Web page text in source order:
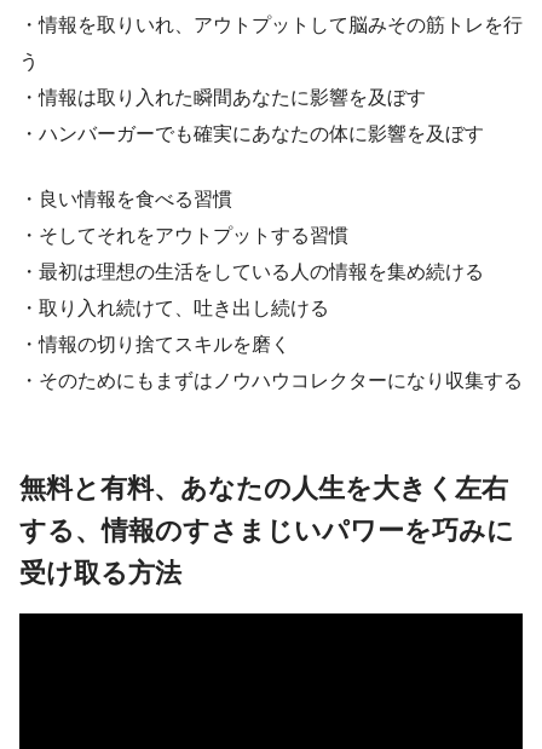
・情報を取りいれ、アウトプットして脳みその筋トレを行
う
・情報は取り入れた瞬間あなたに影響を及ぼす
・ハンバーガーでも確実にあなたの体に影響を及ぼす
・良い情報を食べる習慣
・そしてそれをアウトプットする習慣
・最初は理想の生活をしている人の情報を集め続ける
・取り入れ続けて、吐き出し続ける
・情報の切り捨てスキルを磨く
・そのためにもまずはノウハウコレクターになり収集する
無料と有料、あなたの人生を大きく左右
する、情報のすさまじいパワーを巧みに
受け取る方法